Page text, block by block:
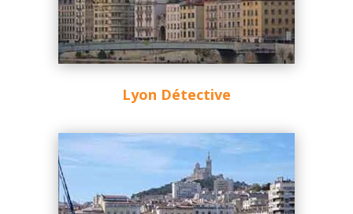
Lyon Détective